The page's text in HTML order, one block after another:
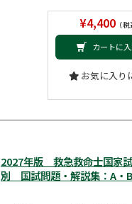
¥4,400（税
カートに
お気に入り
2027年版 救急救命士国家
別 国試問題・解説集：A・